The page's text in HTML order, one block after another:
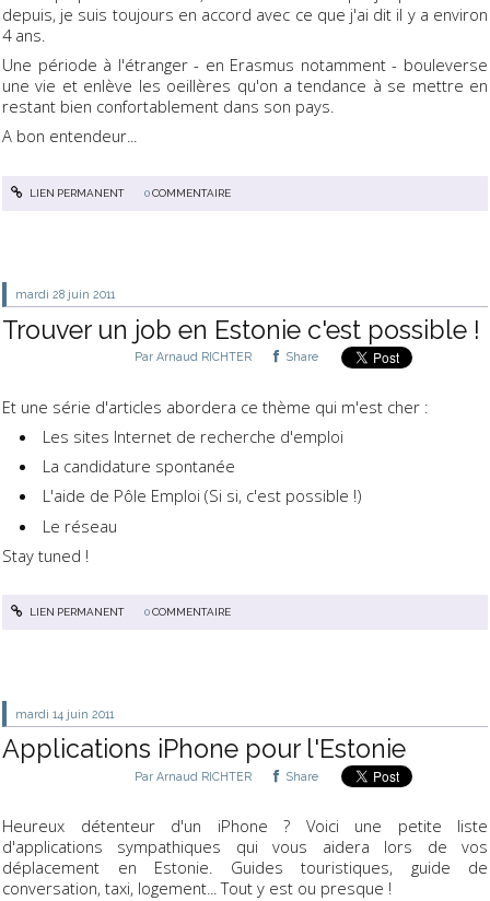
depuis, je suis toujours en accord avec ce que j'ai dit il y a environ
4 ans.
Une période à l'étranger - en Erasmus notamment - bouleverse
une vie et enlève les oeillères qu'on a tendance à se mettre en
restant bien confortablement dans son pays.
A bon entendeur...
LIEN PERMANENT 0COMMENTAIRE
mardi 28 juin 2011
Trouver un job en Estonie c'est possible !
Par Arnaud RICHTER Share
Et une série d'articles abordera ce thème qui m'est cher :
Les sites Internet de recherche d'emploi
La candidature spontanée
L'aide de Pôle Emploi (Si si, c'est possible !)
Le réseau
Stay tuned !
LIEN PERMANENT 0COMMENTAIRE
mardi 14 juin 2011
Applications iPhone pour l'Estonie
Par Arnaud RICHTER Share
Heureux détenteur d'un iPhone ? Voici une petite liste
d'applications sympathiques qui vous aidera lors de vos
déplacement en Estonie. Guides touristiques, guide de
conversation, taxi, logement... Tout y est ou presque !